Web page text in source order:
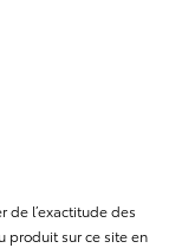
de l’exactitude des
produit sur ce site en